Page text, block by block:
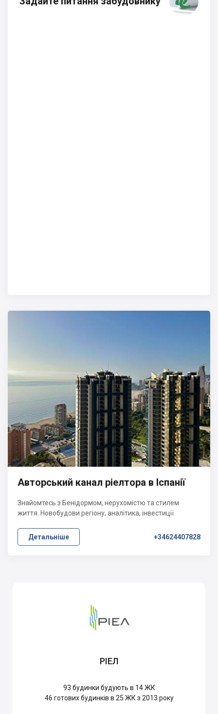
Авторський канал ріелтора в Іспанії
Знайомтесь з Бенідормом, нерухомістю та стилем
життя. Новобудови регіону, аналітика, інвестиції
Детальніше +34624407828
РІЕЛ
93 будинки будують в 14 ЖК
46 готових будинків в 25 ЖК з 2013 року